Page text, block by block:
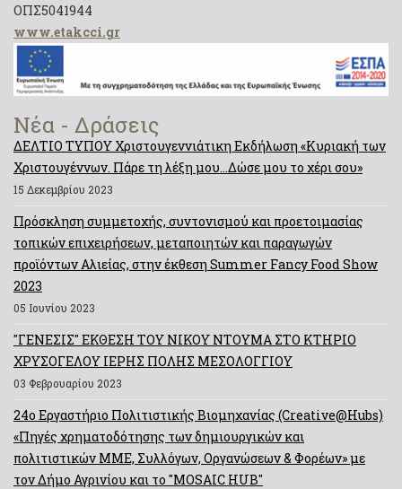
ΟΠΣ5041944
www.etakcci.gr
Νέα - Δράσεις
ΔΕΛΤΙΟ ΤΥΠΟΥ Χριστουγεννιάτικη Εκδήλωση «Κυριακή των
Χριστουγέννων. Πάρε τη λέξη μου…Δώσε μου το χέρι σου»
15 Δεκεμβρίου 2023
Πρόσκληση συμμετοχής, συντονισμού και προετοιμασίας
τοπικών επιχειρήσεων, μεταποιητών και παραγωγών
προϊόντων Αλιείας, στην έκθεση Summer Fancy Food Show
2023
05 Ιουνίου 2023
"ΓΕΝΕΣΙΣ" ΕΚΘΕΣΗ ΤΟΥ ΝΙΚΟΥ ΝΤΟΥΜΑ ΣΤΟ ΚΤΗΡΙΟ
ΧΡΥΣΟΓΕΛΟΥ ΙΕΡΗΣ ΠΟΛΗΣ ΜΕΣΟΛΟΓΓΙΟΥ
03 Φεβρουαρίου 2023
24ο Εργαστήριο Πολιτιστικής Βιομηχανίας (Creative@Hubs)
«Πηγές χρηματοδότησης των δημιουργικών και
πολιτιστικών ΜΜΕ, Συλλόγων, Οργανώσεων & Φορέων» με
τον Δήμο Αγρινίου και το "MOSAIC HUB"